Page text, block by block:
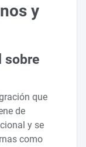
y
sobre
que
de
y se
como